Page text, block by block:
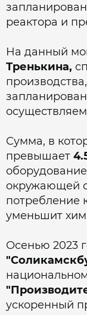
реактора и
На данный
Тренькина,
Сумма, в
превышает
окружающей
потребление
уменьшит
Осенью 2023
ускоренный